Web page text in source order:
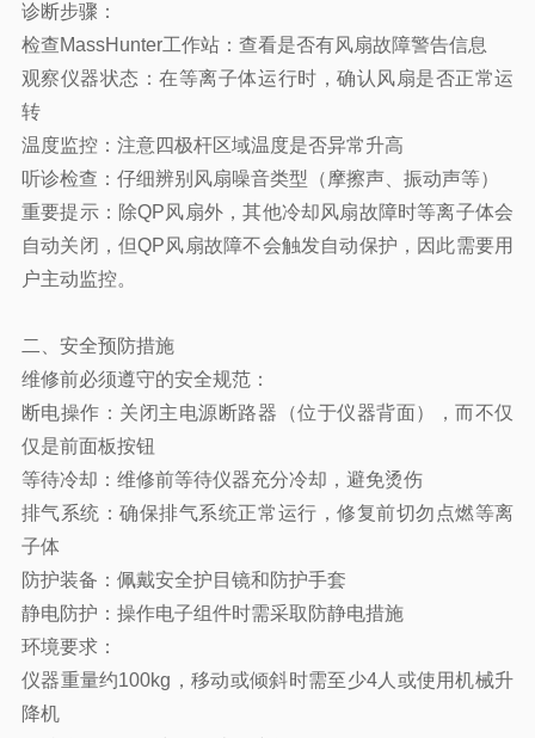
诊断步骤：
检查MassHunter工作站：查看是否有风扇故障警告信息
观察仪器状态：在等离子体运行时，确认风扇是否正常运
转
温度监控：注意四极杆区域温度是否异常升高
听诊检查：仔细辨别风扇噪音类型（摩擦声、振动声等）
重要提示：除QP风扇外，其他冷却风扇故障时等离子体会
自动关闭，但QP风扇故障不会触发自动保护，因此需要用
户主动监控。
二、安全预防措施
维修前必须遵守的安全规范：
断电操作：关闭主电源断路器（位于仪器背面），而不仅
仅是前面板按钮
等待冷却：维修前等待仪器充分冷却，避免烫伤
排气系统：确保排气系统正常运行，修复前切勿点燃等离
子体
防护装备：佩戴安全护目镜和防护手套
静电防护：操作电子组件时需采取防静电措施
环境要求：
仪器重量约100kg，移动或倾斜时需至少4人或使用机械升
降机